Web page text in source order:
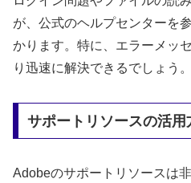
が、公式のヘルプセンターを
かります。特に、エラーメッ
り迅速に解決できるでしょう。
サポートリソースの活用
Adobeのサポートリソースは